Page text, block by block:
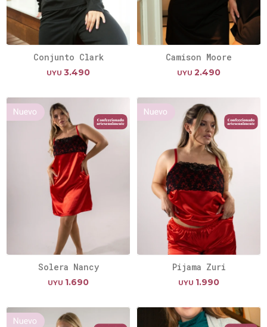
Conjunto Clark
UYU 3.490
Camison Moore
UYU 2.490
Solera Nancy
UYU 1.690
Pijama Zuri
UYU 1.990